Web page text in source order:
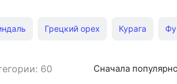
Грецкий орех Курага
60 Сначала